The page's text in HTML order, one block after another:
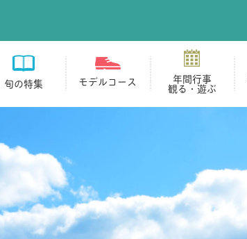
旬の特集 モデルコース 年間行事
観る・遊ぶ